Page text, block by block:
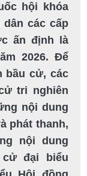
hội khóa
dân các cấp
ấn định là
2026. Để
bầu cử, các
tri nghiên
nội dung
phát thanh,
nội dung
cử đại biểu